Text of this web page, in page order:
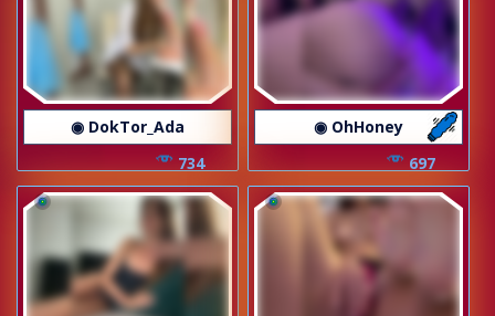
◉ DokTor_Ada
734
◉ OhHoney
697